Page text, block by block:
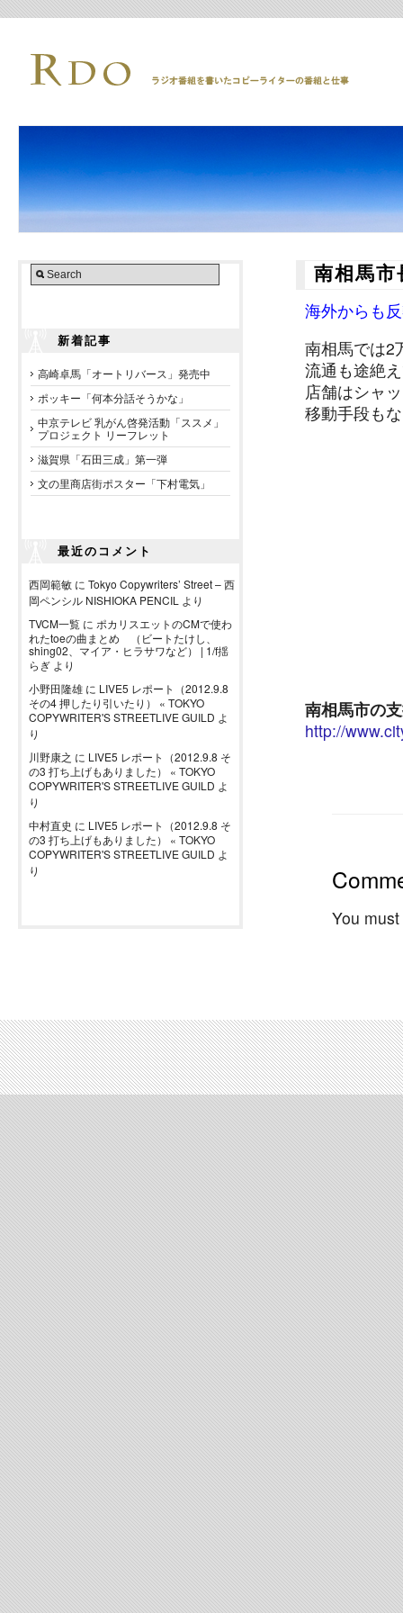
新着記事
高崎卓馬「オートリバース」発売中
ポッキー「何本分話そうかな」
中京テレビ 乳がん啓発活動「ススメ」
プロジェクト リーフレット
滋賀県「石田三成」第一弾
文の里商店街ポスター「下村電気」
最近のコメント
西岡範敏 に Tokyo Copywriters’ Street – 西
岡ペンシル NISHIOKA PENCIL より
TVCM一覧 に ポカリスエットのCMで使わ
れたtoeの曲まとめ （ビートたけし、
shing02、マイア・ヒラサワなど） | 1/f揺
らぎ より
小野田隆雄 に LIVE5 レポート（2012.9.8
その4 押したり引いたり） « TOKYO
COPYWRITER'S STREETLIVE GUILD よ
り
川野康之 に LIVE5 レポート（2012.9.8 そ
の3 打ち上げもありました） « TOKYO
COPYWRITER'S STREETLIVE GUILD よ
り
中村直史 に LIVE5 レポート（2012.9.8 そ
の3 打ち上げもありました） « TOKYO
COPYWRITER'S STREETLIVE GUILD よ
り
南相馬市
海外からも
南相馬では2
流通も途絶
店舗はシャ
移動手段も
南相馬市の
http://
You